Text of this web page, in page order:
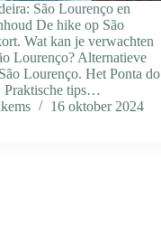
São Lourenço en
De hike op São
Wat kan je verwachten
Lourenço? Alternatieve
Lourenço. Het Ponta do
Praktische tips…
16 oktober 2024